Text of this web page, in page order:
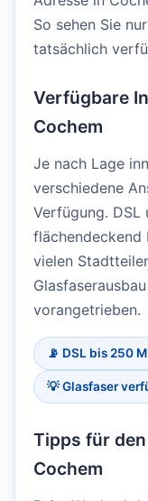
So sehen Sie
tatsächlich
Verfügbare
Cochem
Je nach Lage
verschiedene
Verfügung. DSL
flächendeckend
vielen
vorangetrieben.
📡 DSL bis 250
💡 Glasfaser
Tipps für
Cochem